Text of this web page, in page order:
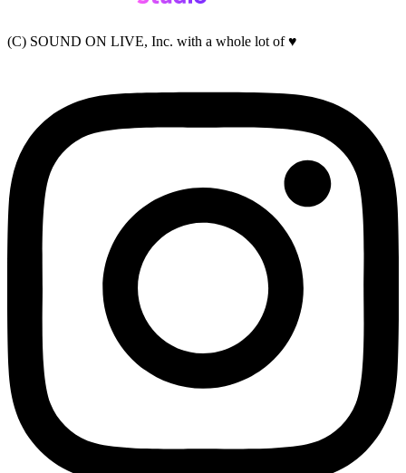
(C) SOUND ON LIVE, Inc. with a whole lot of ♥